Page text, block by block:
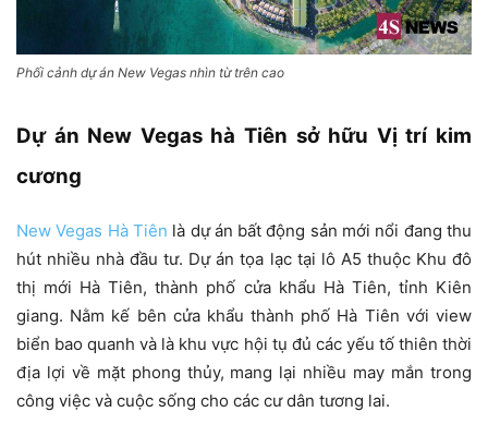
Phối cảnh dự án New Vegas nhìn từ trên cao
Dự án New Vegas hà Tiên sở hữu Vị trí kim
cương
New Vegas Hà Tiên là dự án bất động sản mới nổi đang thu
hút nhiều nhà đầu tư. Dự án tọa lạc tại lô A5 thuộc Khu đô
thị mới Hà Tiên, thành phố cửa khẩu Hà Tiên, tỉnh Kiên
giang. Nằm kế bên cửa khẩu thành phố Hà Tiên với view
biển bao quanh và là khu vực hội tụ đủ các yếu tố thiên thời
địa lợi về mặt phong thủy, mang lại nhiều may mắn trong
công việc và cuộc sống cho các cư dân tương lai.